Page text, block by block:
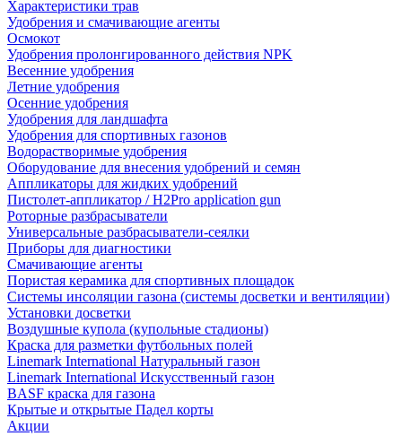
Характеристики трав
Удобрения и смачивающие агенты
Осмокот
Удобрения пролонгированного действия NPK
Весенние удобрения
Летние удобрения
Осенние удобрения
Удобрения для ландшафта
Удобрения для спортивных газонов
Водорастворимые удобрения
Оборудование для внесения удобрений и семян
Аппликаторы для жидких удобрений
Пистолет-аппликатор / H2Pro application gun
Роторные разбрасыватели
Универсальные разбрасыватели-сеялки
Приборы для диагностики
Смачивающие агенты
Пористая керамика для спортивных площадок
Системы инсоляции газона (системы досветки и вентиляции)
Установки досветки
Воздушные купола (купольные стадионы)
Краска для разметки футбольных полей
Linemark International Натуральный газон
Linemark International Искусственный газон
BASF краска для газона
Крытые и открытые Падел корты
Акции